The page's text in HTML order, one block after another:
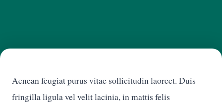
Aenean feugiat purus vitae sollicitudin laoreet. Duis
fringilla ligula vel velit lacinia, in mattis felis